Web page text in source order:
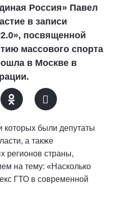
Россия» Павел
в записи
посвященной
массового спорта
в Москве в
которых были депутаты
а также
регионов страны,
на тему: «Насколько
ГТО в современной